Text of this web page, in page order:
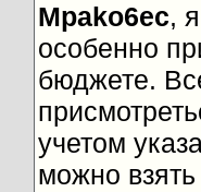
Mpako6ec,
особенно
бюджете.
учетом
можно